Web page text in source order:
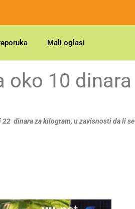
Mali oglasi
oko 10 dinara
dinara za kilogram, u zavisnosti da li se